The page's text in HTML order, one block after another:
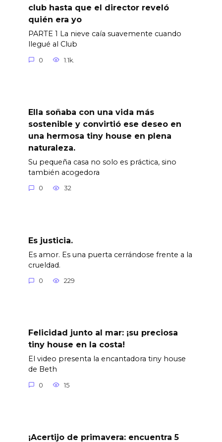
club hasta que el director reveló
quién era yo
PARTE 1 La nieve caía suavemente cuando
llegué al Club
0 1.1k.
Ella soñaba con una vida más
sostenible y convirtió ese deseo en
una hermosa tiny house en plena
naturaleza.
Su pequeña casa no solo es práctica, sino
también acogedora
0 32
Es justicia.
Es amor. Es una puerta cerrándose frente a la
crueldad.
0 229
Felicidad junto al mar: ¡su preciosa
tiny house en la costa!
El video presenta la encantadora tiny house
de Beth
0 15
¡Acertijo de primavera: encuentra 5